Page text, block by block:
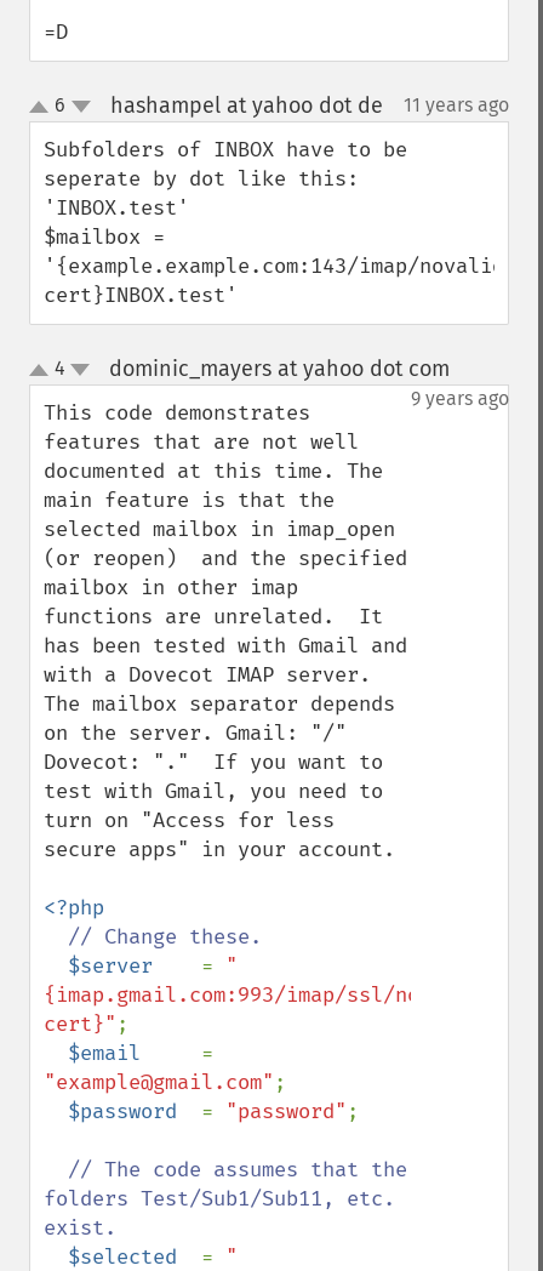
=D
up
down
6 hashampel at yahoo dot de 11 years ago
Subfolders of INBOX have to be
seperate by dot like this:
'INBOX.test'
$mailbox =
'{example.example.com:143/imap/
cert}INBOX.test'
up
down
4 dominic_mayers at yahoo dot com
9 years ago
This code demonstrates
features that are not well
documented at this time. The
main feature is that the
selected mailbox in imap_open
(or reopen)  and the specified
mailbox in other imap
functions are unrelated.  It
has been tested with Gmail and
with a Dovecot IMAP server.
The mailbox separator depends
on the server. Gmail: "/"
Dovecot: "."  If you want to
test with Gmail, you need to
turn on "Access for less
secure apps" in your account.
<?php
// Change these.
$server = "
{imap.gmail.com:993/imap/ssl/novalidate-
cert}" ;
$email
"example@gmail.com" ;
$password = "password" ;
// The code assumes that the
folders Test/Sub1/Sub11, etc.
exist.
$selected = "